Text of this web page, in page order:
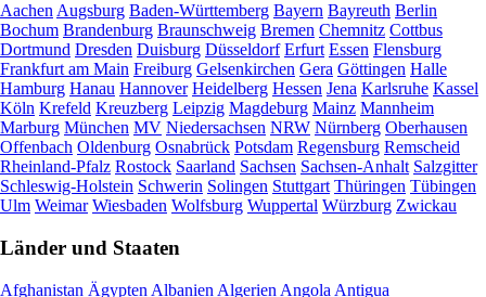
Aachen Augsburg Baden-Württemberg Bayern Bayreuth Berlin
Bochum Brandenburg Braunschweig Bremen Chemnitz Cottbus
Dortmund Dresden Duisburg Düsseldorf Erfurt Essen Flensburg
Frankfurt am Main Freiburg Gelsenkirchen Gera Göttingen Halle
Hamburg Hanau Hannover Heidelberg Hessen Jena Karlsruhe Kassel
Köln Krefeld Kreuzberg Leipzig Magdeburg Mainz Mannheim
Marburg München MV Niedersachsen NRW Nürnberg Oberhausen
Offenbach Oldenburg Osnabrück Potsdam Regensburg Remscheid
Rheinland-Pfalz Rostock Saarland Sachsen Sachsen-Anhalt Salzgitter
Schleswig-Holstein Schwerin Solingen Stuttgart Thüringen Tübingen
Ulm Weimar Wiesbaden Wolfsburg Wuppertal Würzburg Zwickau
Länder und Staaten
Afghanistan Ägypten Albanien Algerien Angola Antigua